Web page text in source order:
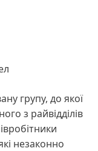
групу, до якої
з райвідділів
незаконно